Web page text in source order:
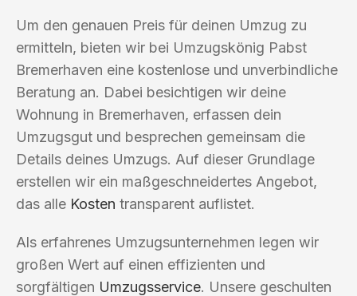
Um den genauen Preis für deinen Umzug zu
ermitteln, bieten wir bei Umzugskönig Pabst
Bremerhaven eine kostenlose und unverbindliche
Beratung an. Dabei besichtigen wir deine
Wohnung in Bremerhaven, erfassen dein
Umzugsgut und besprechen gemeinsam die
Details deines Umzugs. Auf dieser Grundlage
erstellen wir ein maßgeschneidertes Angebot,
das alle Kosten transparent auflistet.
Als erfahrenes Umzugsunternehmen legen wir
großen Wert auf einen effizienten und
sorgfältigen Umzugsservice. Unsere geschulten